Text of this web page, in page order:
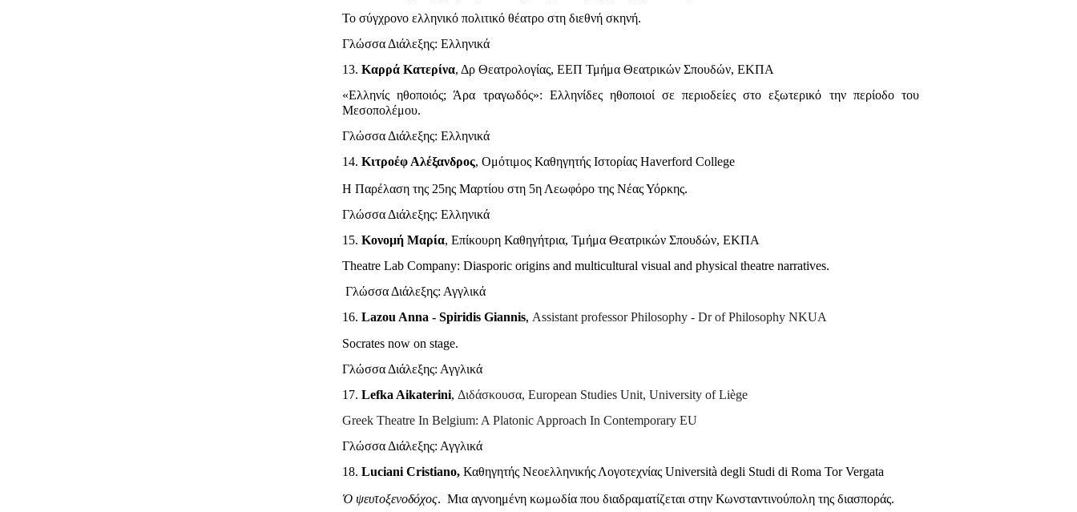
Το σύγχρονο ελληνικό πολιτικό θέατρο στη διεθνή σκηνή.
Γλώσσα Διάλεξης: Eλληνικά
13. Καρρά Κατερίνα, Δρ Θεατρολογίας, ΕΕΠ Τμήμα Θεατρικών Σπουδών, ΕΚΠΑ
«Ελληνίς ηθοποιός; Άρα τραγωδός»: Ελληνίδες ηθοποιοί σε περιοδείες στο εξωτερικό την περίοδο του
Μεσοπολέμου.
Γλώσσα Διάλεξης: Eλληνικά
14. Κιτροέφ Αλέξανδρος, Ομότιμος Καθηγητής Ιστορίας Haverford College
Η Παρέλαση της 25ης Μαρτίου στη 5η Λεωφόρο της Νέας Υόρκης.
Γλώσσα Διάλεξης: Eλληνικά
15. Κονομή Μαρία, Επίκουρη Καθηγήτρια, Τμήμα Θεατρικών Σπουδών, ΕΚΠΑ
Theatre Lab Company: Diasporic origins and multicultural visual and physical theatre narratives.
Γλώσσα Διάλεξης: Αγγλικά
16. Lazou Anna - Spiridis Giannis, Assistant professor Philosophy - Dr of Philosophy NKUA
Socrates now on stage.
Γλώσσα Διάλεξης: Αγγλικά
17. Lefka Aikaterini, Διδάσκουσα, Εuropean Studies Unit, University of Liège
Greek Theatre In Belgium: A Platonic Approach In Contemporary EU
Γλώσσα Διάλεξης: Αγγλικά
18. Luciani Cristiano, Καθηγητής Νεοελληνικής Λογοτεχνίας Università degli Studi di Roma Tor Vergata
Ὁ ψευτοξενοδόχος. Μια αγνοημένη κωμωδία που διαδραματίζεται στην Κωνσταντινούπολη της διασποράς.